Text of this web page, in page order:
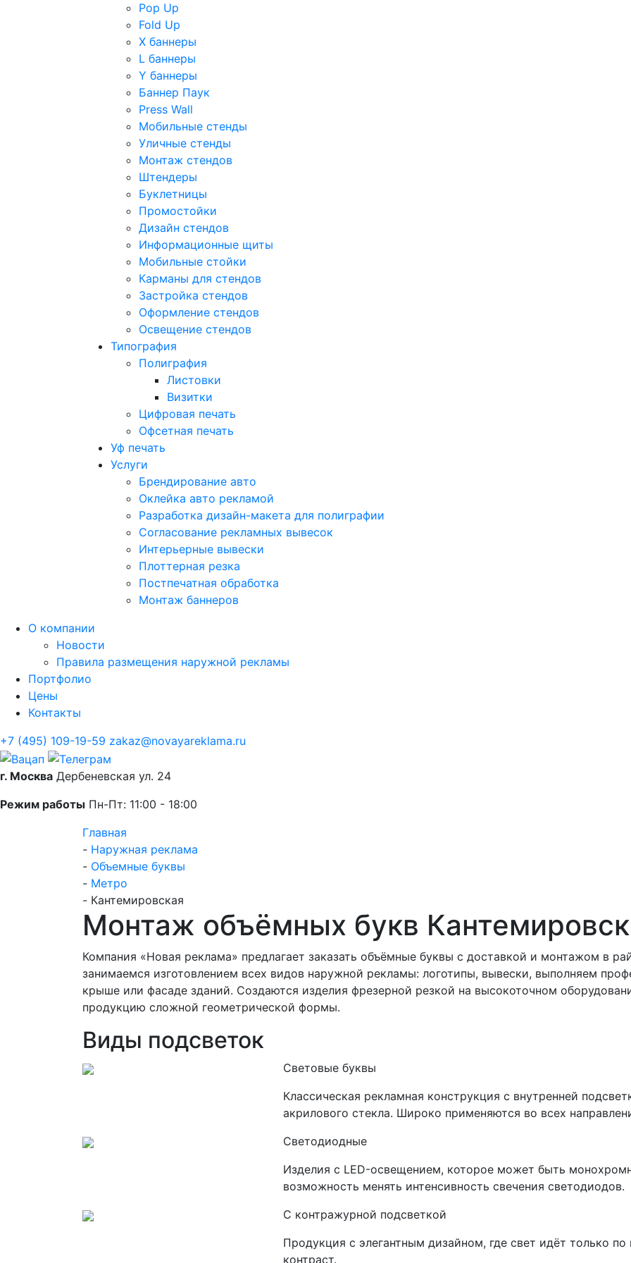
Pop Up
Fold Up
Х баннеры
L баннеры
Y баннеры
Баннер Паук
Press Wall
Мобильные стенды
Уличные стенды
Монтаж стендов
Штендеры
Буклетницы
Промостойки
Дизайн стендов
Информационные щиты
Мобильные стойки
Карманы для стендов
Застройка стендов
Оформление стендов
Освещение стендов
Типография
Полиграфия
Листовки
Визитки
Цифровая печать
Офсетная печать
Уф печать
Услуги
Брендирование авто
Оклейка авто рекламой
Разработка дизайн-макета для полиграфии
Согласование рекламных вывесок
Интерьерные вывески
Плоттерная резка
Постпечатная обработка
Монтаж баннеров
О компании
Новости
Правила размещения наружной рекламы
Портфолио
Цены
Контакты
+7 (495) 109-19-59 zakaz@novayareklama.ru
г. Москва Дербеневская ул. 24
Режим работы Пн-Пт: 11:00 - 18:00
Главная
- Наружная реклама
- Объемные буквы
- Метро
- Кантемировская
Монтаж объёмных букв
Компания «Новая реклама» предлагает заказать объёмные буквы с доставкой и монтажом в
занимаемся изготовлением всех видов наружной рекламы: логотипы, вывески, выполняем
крыше или фасаде зданий. Создаются изделия фрезерной резкой на высокоточном
продукцию сложной геометрической формы.
Виды подсветок
Световые буквы
Классическая рекламная конструкция с внутренней
акрилового стекла. Широко применяются во всех
Светодиодные
Изделия с LED-освещением, которое может быть
возможность менять интенсивность свечения светодиодов.
С контражурной подсветкой
Продукция с элегантным дизайном, где свет идёт только
контраст.